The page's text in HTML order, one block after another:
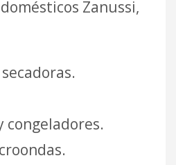
Zanussi,
congeladores.